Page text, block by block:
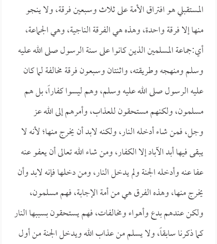
المستقبلي هو افتراق الأمة على ثلاث وسبعين فرقة، ولا ينجو
منها إلا فرقة واحدة، وهذه هي الفرقة الناجية، وهي الجماعة،
أي:جماعة المسلمين الذين كانوا على سنة الرسول صلى الله عليه
وسلم ومنهجه وطريقته، واثنتان وسبعون فرقة مخالفة لما كان
عليه الرسول صلى الله عليه وسلم، وهم ليسوا كفاراً، بل هم
مسلمون، ولكنهم مستحقون للعذاب، وأمرهم إلى الله عز
وجل، فمن شاء أدخله النار، ولكنه لابد أن يخرج منها؛ لأنه لا
يبقى فيها أبد الآباد إلا الكفار، ومن شاء الله تعالى أن يعفو عنه
عفا عنه وأدخله الجنة ولم يدخل النار، ومن دخلها فإنه لابد وأن
يخرج منها، وهذه الفرق هي من أمة الإجابة، فهم مسلمون،
ولكن عندهم بدع وأهواء ومخالفات، فهم يستحقون بسببها النار
كما ذكرنا سابقاً، ولا يسلم من عذاب الله ويدخل الجنة من أول